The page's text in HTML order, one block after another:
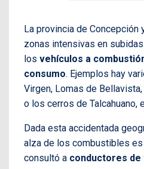
La provincia de Concepción
zonas intensivas en
los vehículos a
consumo. Ejemplos hay
Virgen, Lomas de
o los cerros de Talcahuano,
Dada esta accidentada
alza de los combustibles
consultó a conductores